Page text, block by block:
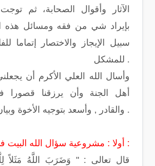
الآثار وأقوال الصحابة، ثم
بإيراد شي من فقه ومسائل هذه
سبيل الإيجاز والاختصار إتماما
للمشكل .
وأسال الله العلي الأكرم أن
أهل الجنة وأن يرزقنا قصورا
والقادر , وأسعد بتوجيه الأخوة وبيان الملاحظات .
أولا : مشروعية سؤال الله البيت في الجنة :